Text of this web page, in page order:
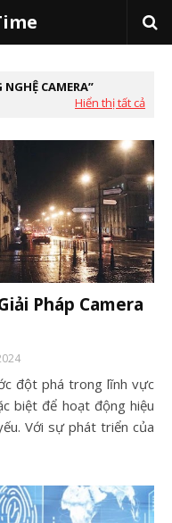
NGHỆ CAMERA
Hiển thị tất cả
Pháp Camera
đột phá trong lĩnh vực
biệt để hoạt động hiệu
Với sự phát triển của